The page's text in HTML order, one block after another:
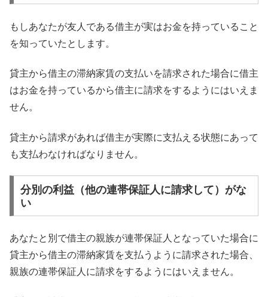
もしあなたが友人である借主が実はお金を持っていること
を知っていたとします。
貸主から借主の滞納家賃の支払いを請求された場合に借主
はお金を持っているから借主に請求をするようにはいえま
せん。
貸主から請求があれば借主が実際に支払える状態にあって
も支払わなければなりません。
分別の利益（他の連帯保証人に請求して）がな
い
あなたと別で借主の親族が連帯保証人となっていた場合に
貸主から借主の滞納家賃を支払うように請求された場合、
親族の連帯保証人に請求をするようにはいえません。